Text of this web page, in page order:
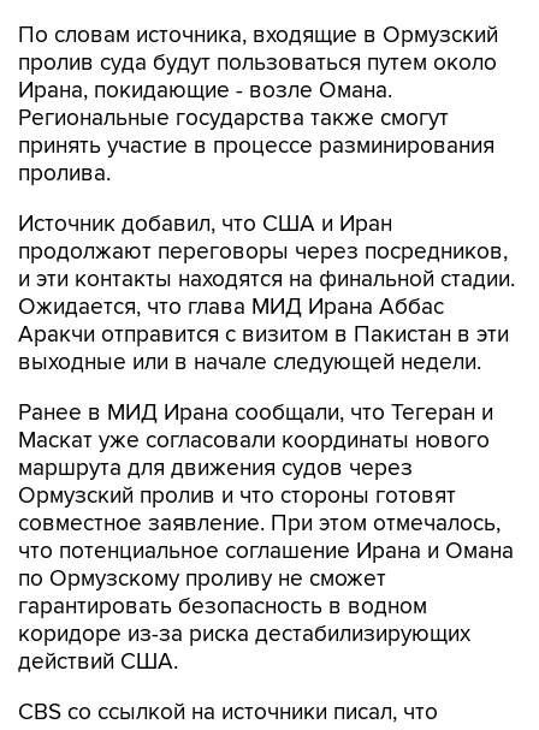
По словам источника, входящие в Ормузский
пролив суда будут пользоваться путем около
Ирана, покидающие - возле Омана.
Региональные государства также смогут
принять участие в процессе разминирования
пролива.
Источник добавил, что США и Иран
продолжают переговоры через посредников,
и эти контакты находятся на финальной стадии.
Ожидается, что глава МИД Ирана Аббас
Аракчи отправится с визитом в Пакистан в эти
выходные или в начале следующей недели.
Ранее в МИД Ирана сообщали, что Тегеран и
Маскат уже согласовали координаты нового
маршрута для движения судов через
Ормузский пролив и что стороны готовят
совместное заявление. При этом отмечалось,
что потенциальное соглашение Ирана и Омана
по Ормузскому проливу не сможет
гарантировать безопасность в водном
коридоре из-за риска дестабилизирующих
действий США.
CBS со ссылкой на источники писал, что